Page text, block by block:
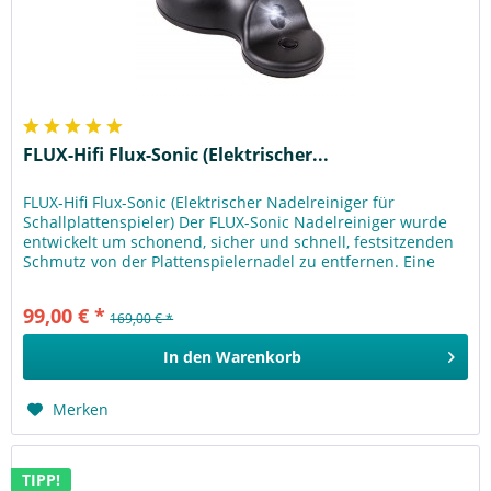
FLUX-Hifi Flux-Sonic (Elektrischer...
FLUX-Hifi Flux-Sonic (Elektrischer Nadelreiniger für
Schallplattenspieler) Der FLUX-Sonic Nadelreiniger wurde
entwickelt um schonend, sicher und schnell, festsitzenden
Schmutz von der Plattenspielernadel zu entfernen. Eine
99,00 € * 169,00 € *
In den Warenkorb
Merken
TIPP!